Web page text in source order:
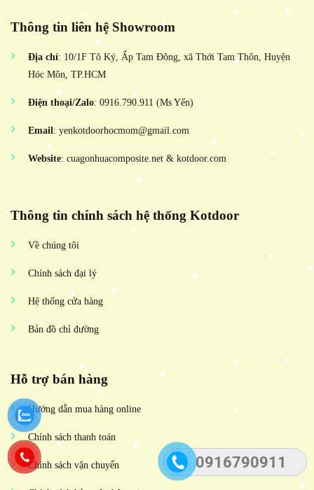
0916790911
Thông tin liên hệ Showroom
Địa chỉ: 10/1F Tô Ký, Ấp Tam Đông, xã Thới Tam Thôn, Huyện
Hóc Môn, TP.HCM
Điện thoại/Zalo: 0916.790.911 (Ms Yến)
Email: yenkotdoorhocmom@gmail.com
Website: cuagonhuacomposite.net & kotdoor.com
Thông tin chính sách hệ thống Kotdoor
Về chúng tôi
Chính sách đại lý
Hệ thống cửa hàng
Bản đồ chỉ đường
Hỗ trợ bán hàng
Hướng dẫn mua hàng online
Chính sách thanh toán
Chính sách vận chuyển